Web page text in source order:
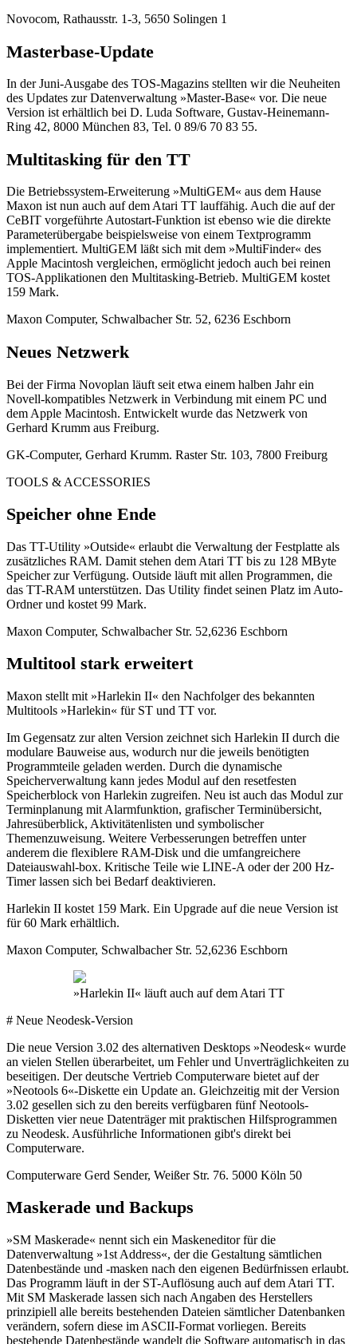
Novocom, Rathausstr. 1-3, 5650 Solingen 1
Masterbase-Update
In der Juni-Ausgabe des TOS-Magazins stellten wir die Neuheiten
des Updates zur Datenverwaltung »Master-Base« vor. Die neue
Version ist erhältlich bei D. Luda Software, Gustav-Heinemann-
Ring 42, 8000 München 83, Tel. 0 89/6 70 83 55.
Multitasking für den TT
Die Betriebssystem-Erweiterung »MultiGEM« aus dem Hause
Maxon ist nun auch auf dem Atari TT lauffähig. Auch die auf der
CeBIT vorgeführte Autostart-Funktion ist ebenso wie die direkte
Parameterübergabe beispielsweise von einem Textprogramm
implementiert. MultiGEM läßt sich mit dem »MultiFinder« des
Apple Macintosh vergleichen, ermöglicht jedoch auch bei reinen
TOS-Applikationen den Multitasking-Betrieb. MultiGEM kostet
159 Mark.
Maxon Computer, Schwalbacher Str. 52, 6236 Eschborn
Neues Netzwerk
Bei der Firma Novoplan läuft seit etwa einem halben Jahr ein
Novell-kompatibles Netzwerk in Verbindung mit einem PC und
dem Apple Macintosh. Entwickelt wurde das Netzwerk von
Gerhard Krumm aus Freiburg.
GK-Computer, Gerhard Krumm. Raster Str. 103, 7800 Freiburg
TOOLS & ACCESSORIES
Speicher ohne Ende
Das TT-Utility »Outside« erlaubt die Verwaltung der Festplatte als
zusätzliches RAM. Damit stehen dem Atari TT bis zu 128 MByte
Speicher zur Verfügung. Outside läuft mit allen Programmen, die
das TT-RAM unterstützen. Das Utility findet seinen Platz im Auto-
Ordner und kostet 99 Mark.
Maxon Computer, Schwalbacher Str. 52,6236 Eschborn
Multitool stark erweitert
Maxon stellt mit »Harlekin II« den Nachfolger des bekannten
Multitools »Harlekin« für ST und TT vor.
Im Gegensatz zur alten Version zeichnet sich Harlekin II durch die
modulare Bauweise aus, wodurch nur die jeweils benötigten
Programmteile geladen werden. Durch die dynamische
Speicherverwaltung kann jedes Modul auf den resetfesten
Speicherblock von Harlekin zugreifen. Neu ist auch das Modul zur
Terminplanung mit Alarmfunktion, grafischer Terminübersicht,
Jahresüberblick, Aktivitätenlisten und symbolischer
Themenzuweisung. Weitere Verbesserungen betreffen unter
anderem die flexiblere RAM-Disk und die umfangreichere
Dateiauswahl-box. Kritische Teile wie LINE-A oder der 200 Hz-
Timer lassen sich bei Bedarf deaktivieren.
Harlekin II kostet 159 Mark. Ein Upgrade auf die neue Version ist
für 60 Mark erhältlich.
Maxon Computer, Schwalbacher Str. 52,6236 Eschborn
»Harlekin II« läuft auch auf dem Atari TT
# Neue Neodesk-Version
Die neue Version 3.02 des alternativen Desktops »Neodesk« wurde
an vielen Stellen überarbeitet, um Fehler und Unverträglichkeiten zu
beseitigen. Der deutsche Vertrieb Computerware bietet auf der
»Neotools 6«-Diskette ein Update an. Gleichzeitig mit der Version
3.02 gesellen sich zu den bereits verfügbaren fünf Neotools-
Disketten vier neue Datenträger mit praktischen Hilfsprogrammen
zu Neodesk. Ausführliche Informationen gibt's direkt bei
Computerware.
Computerware Gerd Sender, Weißer Str. 76. 5000 Köln 50
Maskerade und Backups
»SM Maskerade« nennt sich ein Maskeneditor für die
Datenverwaltung »1st Address«, der die Gestaltung sämtlichen
Datenbestände und -masken nach den eigenen Bedürfnissen erlaubt.
Das Programm läuft in der ST-Auflösung auch auf dem Atari TT.
Mit SM Maskerade lassen sich nach Angaben des Herstellers
prinzipiell alle bereits bestehenden Dateien sämtlicher Datenbanken
verändern, sofern diese im ASCII-Format vorliegen. Bereits
bestehende Datenbestände wandelt die Software automatisch in das